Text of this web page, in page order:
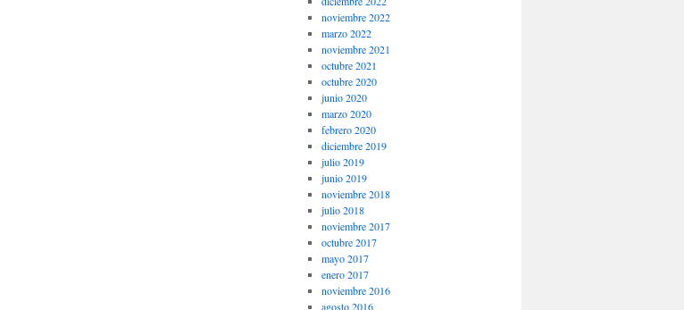
noviembre 2022
marzo 2022
noviembre 2021
octubre 2021
octubre 2020
junio 2020
marzo 2020
febrero 2020
diciembre 2019
julio 2019
junio 2019
noviembre 2018
julio 2018
noviembre 2017
octubre 2017
mayo 2017
enero 2017
noviembre 2016
agosto 2016